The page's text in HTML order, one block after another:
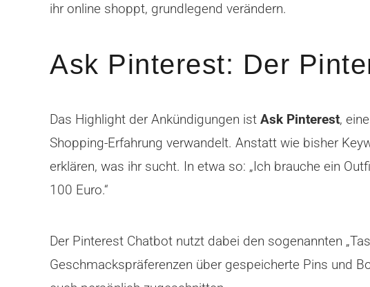
ihr online shoppt, grundlegend verändern.
Ask Pinterest: Der
Das Highlight der Ankündigungen ist Ask Pinterest,
Shopping-Erfahrung verwandelt. Anstatt wie bisher
erklären, was ihr sucht. In etwa so: „Ich brauche ein
100 Euro.“
Der Pinterest Chatbot nutzt dabei den sogenannten
Geschmackspräferenzen über gespeicherte Pins und